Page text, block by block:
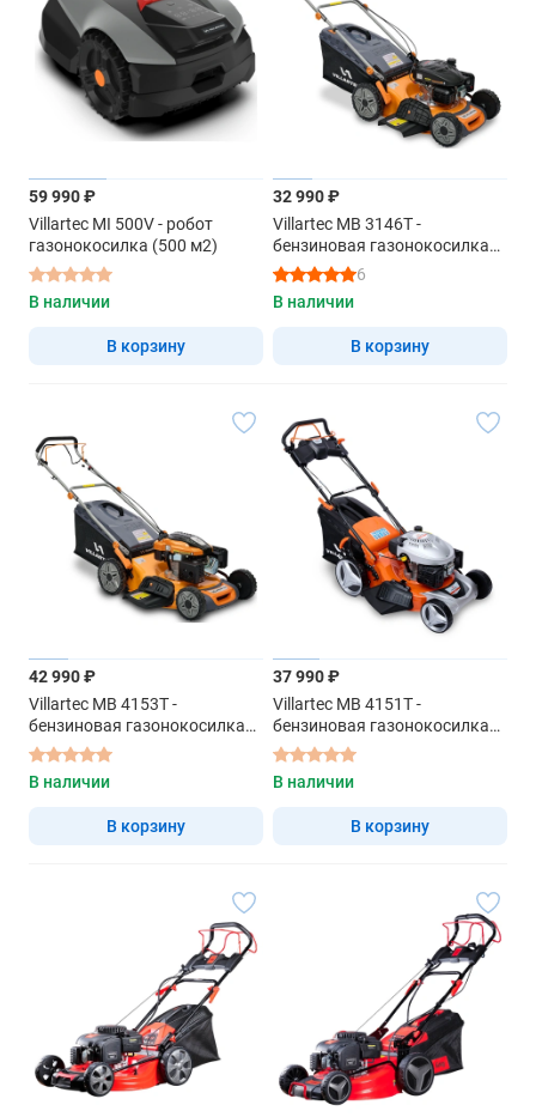
59 990 ₽
Villartec MI 500V - робот
газонокосилка (500 м2)
В наличии
В корзину
32 990 ₽
Villartec MB 3146T -
бензиновая газонокосилка
самоходная6
В наличии
В корзину
42 990 ₽
Villartec MB 4153T -
бензиновая газонокосилка
самоходная
В наличии
В корзину
37 990 ₽
Villartec MB 4151T -
бензиновая газонокосилка
самоходная
В наличии
В корзину